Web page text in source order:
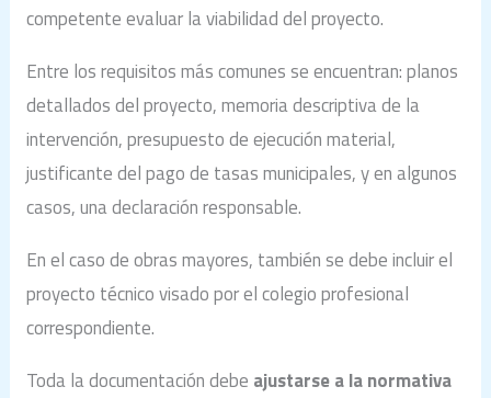
competente evaluar la viabilidad del proyecto.
Entre los requisitos más comunes se encuentran: planos
detallados del proyecto, memoria descriptiva de la
intervención, presupuesto de ejecución material,
justificante del pago de tasas municipales, y en algunos
casos, una declaración responsable.
En el caso de obras mayores, también se debe incluir el
proyecto técnico visado por el colegio profesional
correspondiente.
Toda la documentación debe ajustarse a la normativa